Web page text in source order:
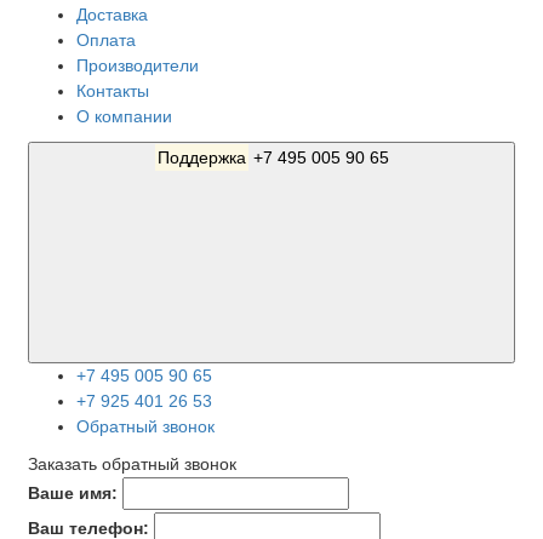
Доставка
Оплата
Производители
Контакты
О компании
Поддержка +7 495 005 90 65
+7 495 005 90 65
+7 925 401 26 53
Обратный звонок
Заказать обратный звонок
Ваше имя:
Ваш телефон: